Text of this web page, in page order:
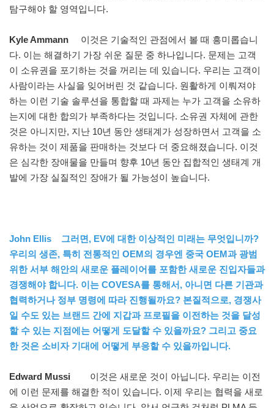
탐구해야 할 영역입니다.
Kyle Ammann
이것은 기술적인 관점에서 볼 때 흥미롭습니
다. 이는 해결하기 가장 쉬운 질문 중 하나입니다. 문제는 고객
이 소유권을 포기하는 것을 꺼리는 데 있습니다. 우리는 고객이
사람이라는 사실을 잊어버린 것 같습니다. 원활하게 이뤄져야
하는 이런 기술 솔루션을 통합할 때 과제는 누가 고객을 소유하
는지에 대한 합의가 부족하다는 것입니다. 소유권 자체에 관한
것은 아니지만, 지난 10년 동안 생태계가 성장하면서 고객을 소
유하는 것이 제품을 판매하는 것보다 더 중요해졌습니다. 이것
은 심각한 장애물을 만들며 향후 10년 동안 집합적인 생태계 개
발에 가장 실질적인 장애가 될 가능성이 높습니다.
John Ellis 그러면, EV에 대한 이상적인 미래는 무엇입니까?
우리의 생존, 특히 전통적인 OEM의 경우엔 중국 OEM과 광범
위한 서부 해안의 새로운 플레이어를 포함한 새로운 진입자들과
경쟁해야 합니다. 이는 COVESA를 통해서, 아니면 다른 기관과
협력하거나 정부 명령에 따라 진행될까요? 본질적으로, 경쟁사
일 수도 있는 브랜드 간에 지갑과 프로필을 이전하는 것을 달성
할 수 있는 지점에는 어떻게 도달할 수 있을까요? 그리고 중요
한 것은 소비자 기대에 어떻게 부응할 수 있을까입니다.
Edward Mussi
이것은 새로운 것이 아닙니다. 우리는 이전
에 이런 문제를 해결한 적이 있습니다. 이제 우리는 협력을 새로